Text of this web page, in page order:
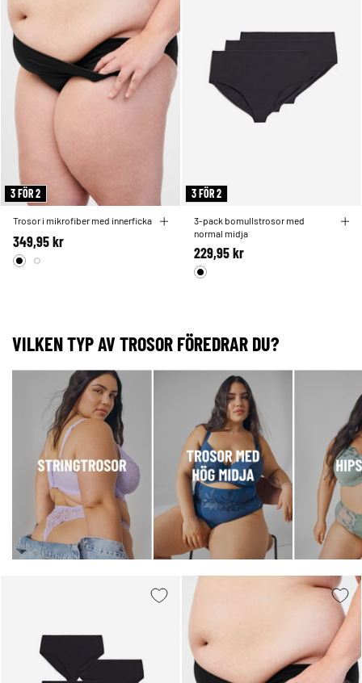
3 FÖR 2
Trosor i mikrofiber med innerficka
349,95 kr
3 FÖR 2
3-pack bomullstrosor med
normal midja
229,95 kr
VILKEN TYP AV TROSOR FÖREDRAR DU?